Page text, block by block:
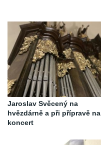
Jaroslav Svěcený na
hvězdárně a při přípravě na
koncert